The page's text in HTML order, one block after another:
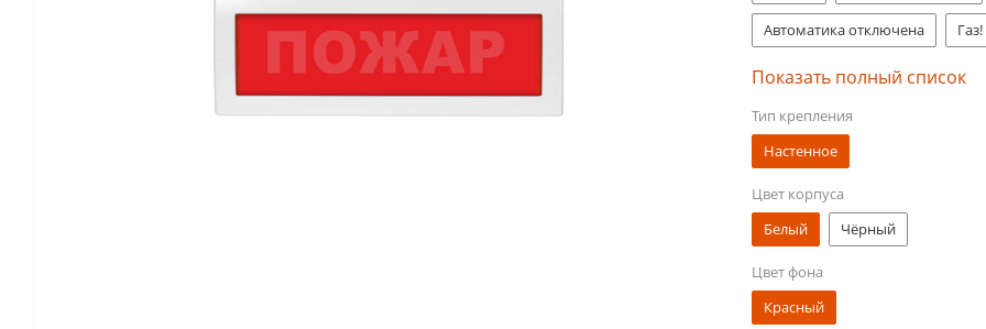
Автоматика отключена
Насосная станция
ВЫХОД МГН
Показать полный список
Тип крепления
Настенное
Цвет корпуса
Белый
Чёрный
Цвет фона
Красный